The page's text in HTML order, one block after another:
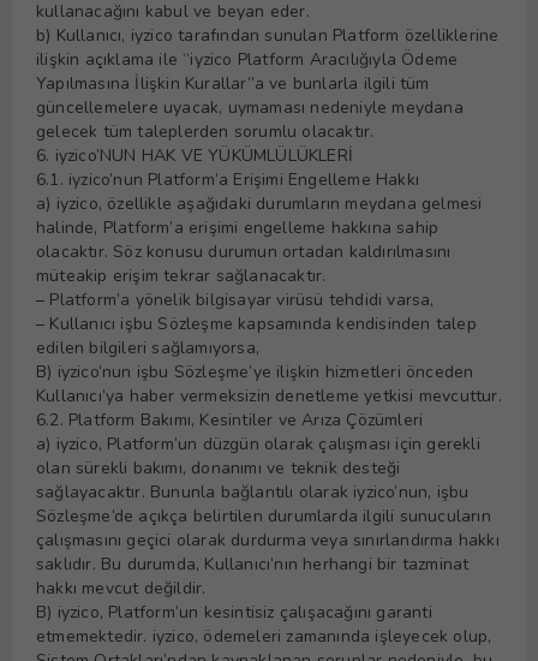
kullanacağını kabul ve beyan eder.
b) Kullanıcı, iyzico tarafından sunulan Platform özelliklerine
ilişkin açıklama ile “iyzico Platform Aracılığıyla Ödeme
Yapılmasına İlişkin Kurallar”a ve bunlarla ilgili tüm
güncellemelere uyacak, uymaması nedeniyle meydana
gelecek tüm taleplerden sorumlu olacaktır.
6. iyzico’NUN HAK VE YÜKÜMLÜLÜKLERİ
6.1. iyzico’nun Platform’a Erişimi Engelleme Hakkı
a) iyzico, özellikle aşağıdaki durumların meydana gelmesi
halinde, Platform’a erişimi engelleme hakkına sahip
olacaktır. Söz konusu durumun ortadan kaldırılmasını
müteakip erişim tekrar sağlanacaktır.
– Platform’a yönelik bilgisayar virüsü tehdidi varsa,
– Kullanıcı işbu Sözleşme kapsamında kendisinden talep
edilen bilgileri sağlamıyorsa,
B) iyzico’nun işbu Sözleşme’ye ilişkin hizmetleri önceden
Kullanıcı’ya haber vermeksizin denetleme yetkisi mevcuttur.
6.2. Platform Bakımı, Kesintiler ve Arıza Çözümleri
a) iyzico, Platform’un düzgün olarak çalışması için gerekli
olan sürekli bakımı, donanımı ve teknik desteği
sağlayacaktır. Bununla bağlantılı olarak iyzico’nun, işbu
Sözleşme’de açıkça belirtilen durumlarda ilgili sunucuların
çalışmasını geçici olarak durdurma veya sınırlandırma hakkı
saklıdır. Bu durumda, Kullanıcı’nın herhangi bir tazminat
hakkı mevcut değildir.
B) iyzico, Platform’un kesintisiz çalışacağını garanti
etmemektedir. iyzico, ödemeleri zamanında işleyecek olup,